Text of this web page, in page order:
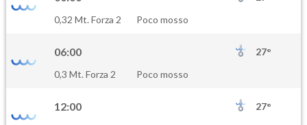
PM10
PM25
0,32 Mt. Forza 2
Poco mosso
06:00
27°
0,3 Mt. Forza 2
Poco mosso
12:00
27°